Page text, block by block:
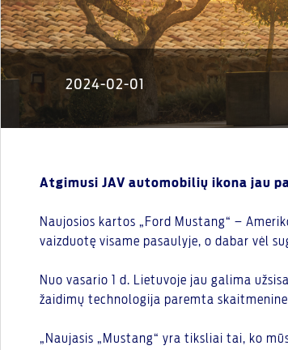
2024-02-01
Atgimusi JAV automobilių ikona jau
Naujosios kartos „Ford Mustang“ –
vaizduotę visame pasaulyje, o dabar vėl
Nuo vasario 1 d. Lietuvoje jau galima
žaidimų technologija paremta
„Naujasis „Mustang“ yra tiksliai tai, ko